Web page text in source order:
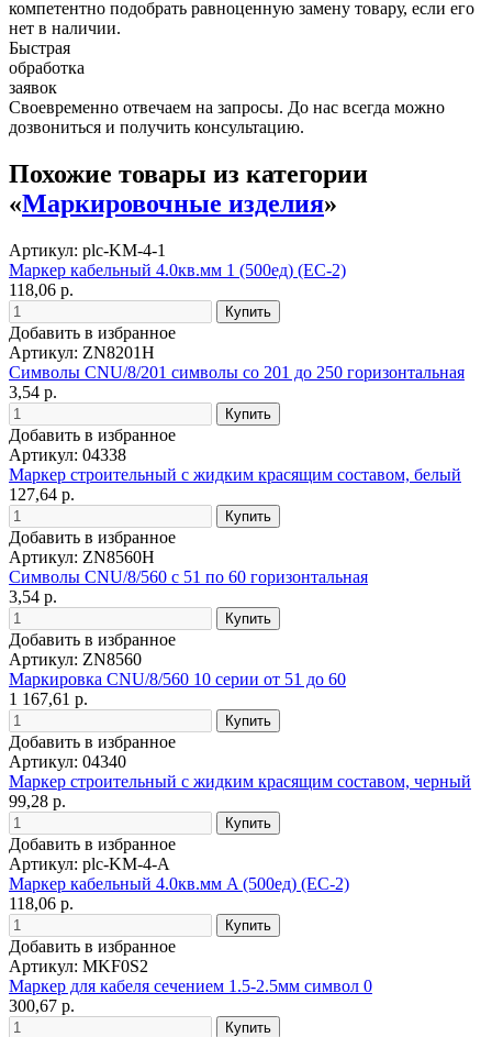
компетентно подобрать равноценную замену товару, если его
нет в наличии.
Быстрая
обработка
заявок
Своевременно отвечаем на запросы. До нас всегда можно
дозвониться и получить консультацию.
Похожие товары из категории
«Маркировочные изделия»
Артикул: plc-KM-4-1
Маркер кабельный 4.0кв.мм 1 (500ед) (ЕС-2)
118,06 р.
Добавить в избранное
Артикул: ZN8201H
Символы CNU/8/201 символы со 201 до 250 горизонтальная
3,54 р.
Добавить в избранное
Артикул: 04338
Маркер строительный с жидким красящим составом, белый
127,64 р.
Добавить в избранное
Артикул: ZN8560H
Символы CNU/8/560 с 51 по 60 горизонтальная
3,54 р.
Добавить в избранное
Артикул: ZN8560
Маркировка CNU/8/560 10 серии от 51 до 60
1 167,61 р.
Добавить в избранное
Артикул: 04340
Маркер строительный с жидким красящим составом, черный
99,28 р.
Добавить в избранное
Артикул: plc-KM-4-A
Маркер кабельный 4.0кв.мм A (500ед) (ЕС-2)
118,06 р.
Добавить в избранное
Артикул: MKF0S2
Маркер для кабеля сечением 1.5-2.5мм символ 0
300,67 р.